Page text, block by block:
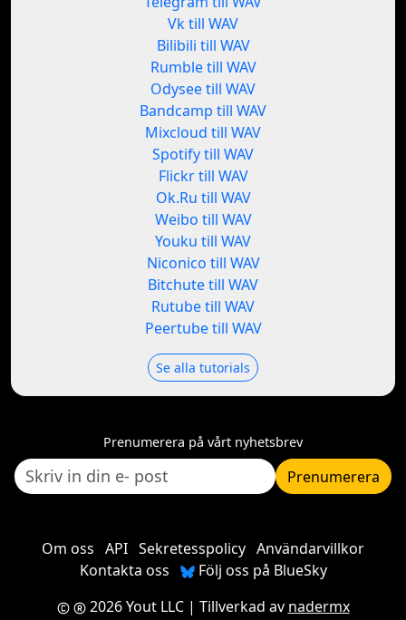
Vk till WAV
Bilibili till WAV
Rumble till WAV
Odysee till WAV
Bandcamp till WAV
Mixcloud till WAV
Spotify till WAV
Flickr till WAV
Ok.Ru till WAV
Weibo till WAV
Youku till WAV
Niconico till WAV
Bitchute till WAV
Rutube till WAV
Peertube till WAV
Se alla tutorials
Prenumerera på vårt nyhetsbrev
Prenumerera
Om oss API Sekretesspolicy Användarvillkor
Kontakta oss
Följ oss på BlueSky
2026 Yout LLC| Tillverkad av nadermx